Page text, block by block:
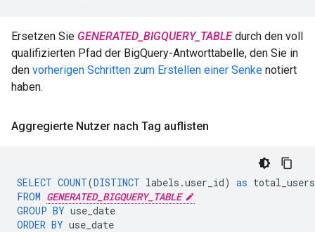
Ersetzen Sie GENERATED_BIGQUERY_TABLEdurch den voll
qualifizierten Pfad der BigQuery-Antworttabelle, den Sie in
den vorherigen Schritten zum Erstellen einer Senke notiert
haben.
Aggregierte Nutzer nach Tag auflisten
SELECT COUNT(DISTINCT labels .user_id) as total_users
FROM GENERATED_BIGQUERY_TABLE
GROUP BY use_date
ORDER BY use_date